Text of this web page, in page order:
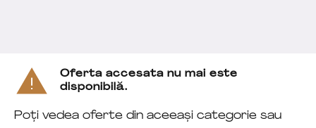
Oferta accesata nu mai este
disponibilă.
Poți vedea oferte din aceeași categorie sau